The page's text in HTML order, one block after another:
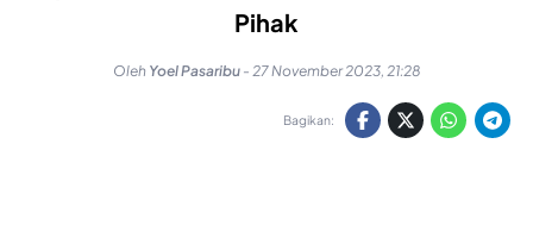
Pihak
Oleh Yoel Pasaribu - 27 November 2023, 21:28
Bagikan: